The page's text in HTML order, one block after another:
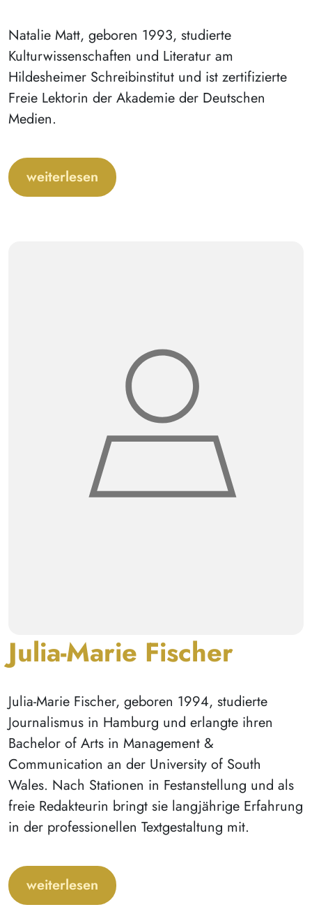
Natalie Matt, geboren 1993, studierte
Kulturwissenschaften und Literatur am
Hildesheimer Schreibinstitut und ist zertifizierte
Freie Lektorin der Akademie der Deutschen
Medien.
weiterlesen
Julia-Marie Fischer
Julia-Marie Fischer, geboren 1994, studierte
Journalismus in Hamburg und erlangte ihren
Bachelor of Arts in Management &
Communication an der University of South
Wales. Nach Stationen in Festanstellung und als
freie Redakteurin bringt sie langjährige Erfahrung
in der professionellen Textgestaltung mit.
weiterlesen